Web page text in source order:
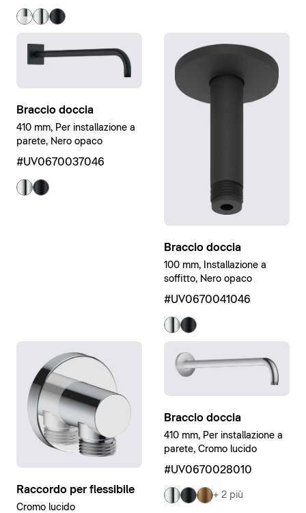
Braccio doccia
410 mm, Per installazione a
parete, Nero opaco
#UV0670037046
Braccio doccia
100 mm, Installazione a
soffitto, Nero opaco
#UV0670041046
Raccordo per flessibile
Cromo lucido
Braccio doccia
410 mm, Per installazione a
parete, Cromo lucido
#UV0670028010
+ 2 più